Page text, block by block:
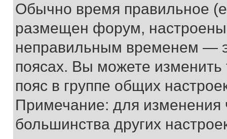
Обычно время правильное
размещен форум, настроены
неправильным временем —
поясах. Вы можете изменить
пояс в группе общих
Примечание: для изменения
большинства других